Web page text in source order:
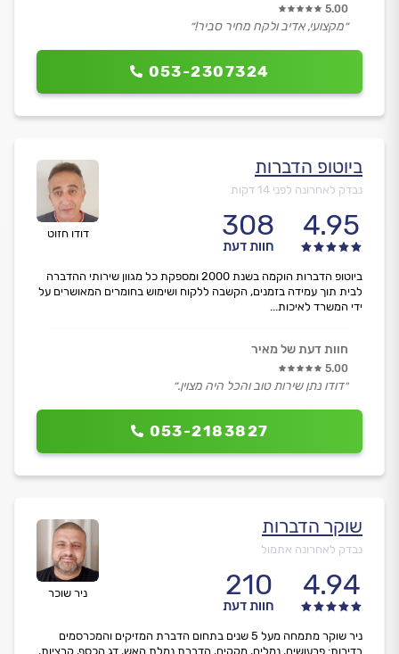
053-2307324
5.00
״מקצועי, אדיב ולקח מחיר סביר!״
דודו חזוט
ביוטופ הדברות
נבדק לאחרונה לפני 14 דקות
4.95
308
חוות דעת
053-2183827
ביוטופ הדברות הוקמה בשנת 2000 ומספקת כל מגוון שירותי ההדברה
לבית תוך עמידה בזמנים, הקשבה ללקוח ושימוש בחומרים המאושרים על
ידי המשרד לאיכות...
חוות דעת של מאיר
5.00
״דודו נתן שירות טוב והכל היה מצוין.״
ניר שוכר
שוקר הדברות
נבדק לאחרונה אתמול
4.94
210
חוות דעת
ניר שוקר מתמחה מעל 5 שנים בתחום הדברת המזיקים והמכרסמים
בדירות: פרעושים, נמלים, מקקים, הדברת נמלת האש, דג הכסף, קרציות,